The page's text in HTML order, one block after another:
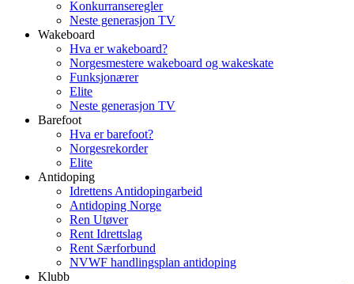
Konkurranseregler
Neste generasjon TV
Wakeboard
Hva er wakeboard?
Norgesmestere wakeboard og wakeskate
Funksjonærer
Elite
Neste generasjon TV
Barefoot
Hva er barefoot?
Norgesrekorder
Elite
Antidoping
Idrettens Antidopingarbeid
Antidoping Norge
Ren Utøver
Rent Idrettslag
Rent Særforbund
NVWF handlingsplan antidoping
Klubb